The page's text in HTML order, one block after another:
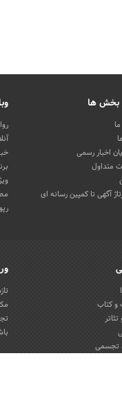
بخش ها
اخبار رسمی
متداول
آگهی تا کمپین رسانه ای
و کتاب
تجسمی